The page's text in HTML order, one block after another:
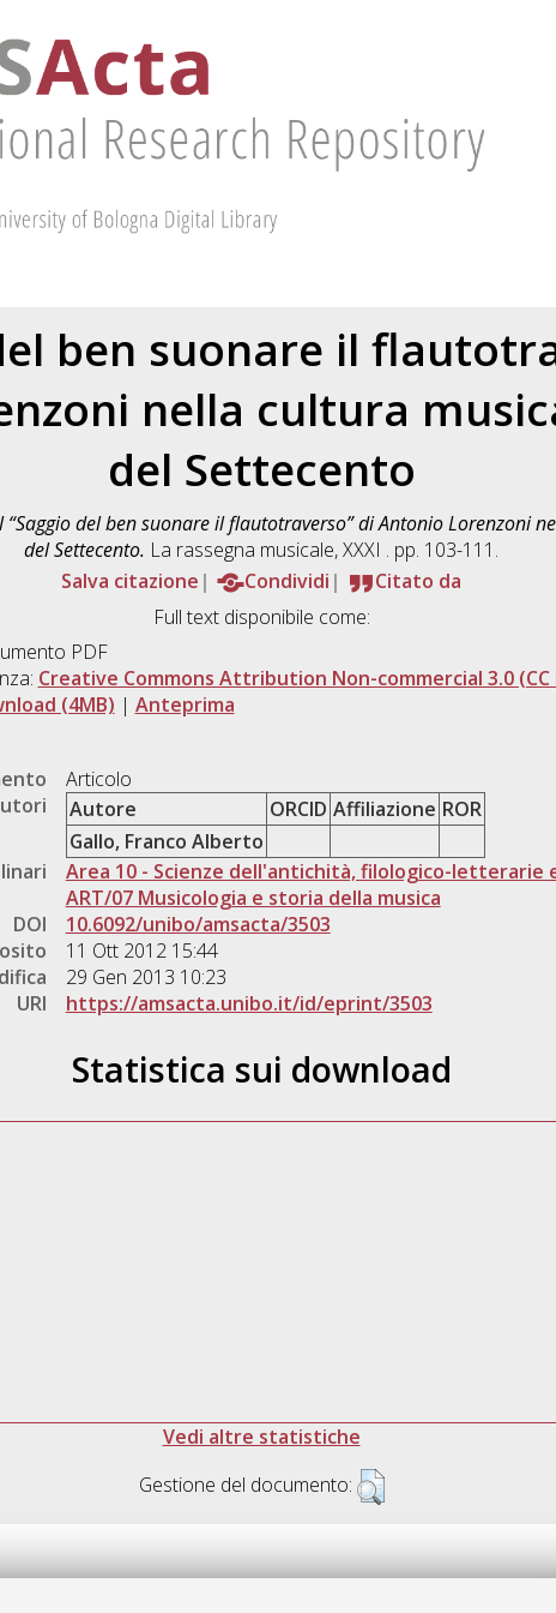
ben suonare il
nella cultura
del Settecento
“Saggio del ben suonare il flautotraverso” di Antonio Lorenzoni
del Settecento. La rassegna musicale, XXXI . pp. 103-111.
Salva citazione
Condividi
Citato da
Full text disponibile come:
PDF
Creative Commons Attribution Non-commercial 3.0 (CC
(4MB) | Anteprima
Articolo
Autore ORCID Affiliazione ROR
Gallo, Franco Alberto
Area 10 - Scienze dell'antichità, filologico-
ART/07 Musicologia e storia della musica
DOI
10.6092/unibo/amsacta/3503
11 Ott 2012 15:44
29 Gen 2013 10:23
URI
https://amsacta.unibo.it/id/eprint/3503
Statistica sui download
Vedi altre statistiche
Gestione del documento: